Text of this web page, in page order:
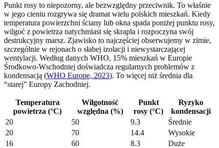
Punkt rosy to niepozorny, ale bezwzględny przeciwnik. To właśnie
w jego cieniu rozgrywa się dramat wielu polskich mieszkań. Kiedy
temperatura powierzchni ściany lub okna spada poniżej punktu rosy,
wilgoć z powietrza natychmiast się skrapla i rozpoczyna swój
destrukcyjny marsz. Zjawisko to najczęściej obserwujemy w zimie,
szczególnie w rejonach o słabej izolacji i niewystarczającej
wentylacji. Według danych WHO, 15% mieszkań w Europie
Środkowo-Wschodniej doświadcza regularnych problemów z
kondensacją (WHO Europe, 2023). To więcej niż średnia dla
“starej” Europy Zachodniej.
Temperatura
powietrza (°C)
Wilgotność
względna (%)
Punkt
rosy (°C)
Ryzyko
kondensacji
20
50 9.3
Średnie
20
70 14.4
Wysokie
16
60 8.3
Duże